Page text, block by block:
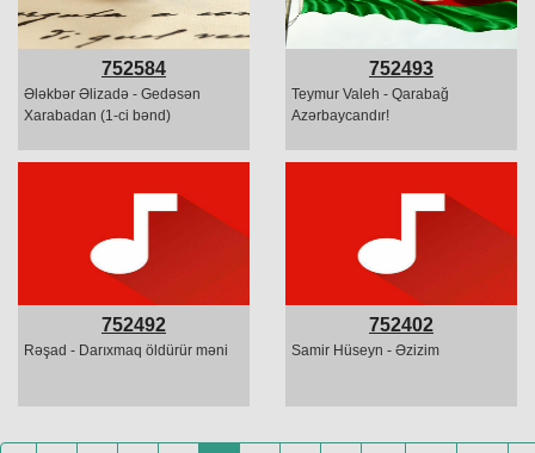
752584
Ələkbər Əlizadə - Gedəsən
Xarabadan (1-ci bənd)
752493
Teymur Valeh - Qarabağ
Azərbaycandır!
752492
Rəşad - Darıxmaq öldürür məni
752402
Samir Hüseyn - Əzizim